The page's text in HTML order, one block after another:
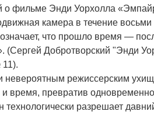
о фильме Энди Уорхолла
камера в течение
что прошло время —
Добротворский "Энди
режиссерским
и время, превратив
технологически разрешает